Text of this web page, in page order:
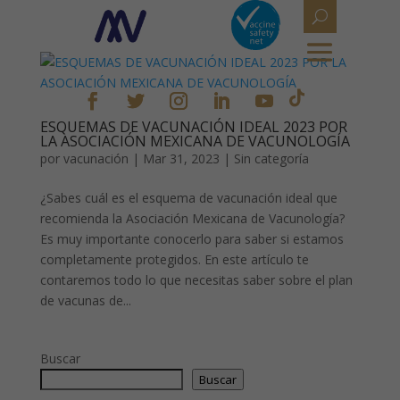
ESQUEMAS DE VACUNACIÓN IDEAL 2023 POR
LA ASOCIACIÓN MEXICANA DE VACUNOLOGÍA
por vacunación | Mar 31, 2023 | Sin categoría
¿Sabes cuál es el esquema de vacunación ideal que
recomienda la Asociación Mexicana de Vacunología?
Es muy importante conocerlo para saber si estamos
completamente protegidos. En este artículo te
contaremos todo lo que necesitas saber sobre el plan
de vacunas de...
Buscar
Buscar